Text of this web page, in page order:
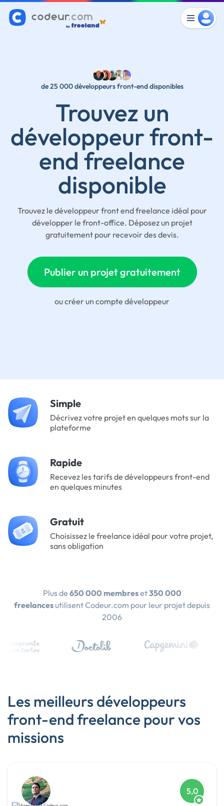
de 25 000 développeurs front-end disponibles
Trouvez un
développeur front-
end freelance
disponible
Trouvez le développeur front end freelance idéal pour
développer le front-office. Déposez un projet
gratuitement pour recevoir des devis.
Publier un projet gratuitement
oucréer un compte développeur
Simple
Décrivez votre projet en quelques mots sur la
plateforme
Rapide
Recevez les tarifs de développeurs front-end
en quelques minutes
Gratuit
Choisissez le freelance idéal pour votre projet,
sans obligation
Plus de 650 000 membreset350 000
freelances utilisent Codeur.com pour leur projet depuis
2006
Les meilleurs développeurs
front-end freelance pour vos
missions
5,0